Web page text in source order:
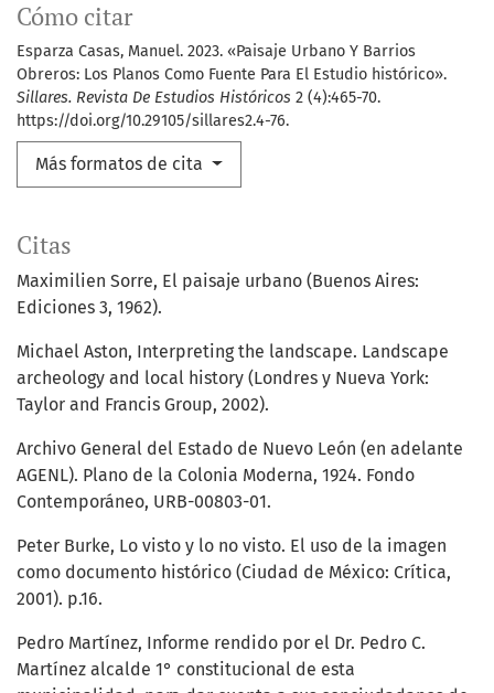
Cómo citar
Esparza Casas, Manuel. 2023. «Paisaje Urbano Y Barrios
Obreros: Los Planos Como Fuente Para El Estudio histórico».
Sillares. Revista De Estudios Históricos 2 (4):465-70.
https://doi.org/10.29105/sillares2.4-76.
Más formatos de cita
Citas
Maximilien Sorre, El paisaje urbano (Buenos Aires:
Ediciones 3, 1962).
Michael Aston, Interpreting the landscape. Landscape
archeology and local history (Londres y Nueva York:
Taylor and Francis Group, 2002).
Archivo General del Estado de Nuevo León (en adelante
AGENL). Plano de la Colonia Moderna, 1924. Fondo
Contemporáneo, URB-00803-01.
Peter Burke, Lo visto y lo no visto. El uso de la imagen
como documento histórico (Ciudad de México: Crítica,
2001). p.16.
Pedro Martínez, Informe rendido por el Dr. Pedro C.
Martínez alcalde 1° constitucional de esta